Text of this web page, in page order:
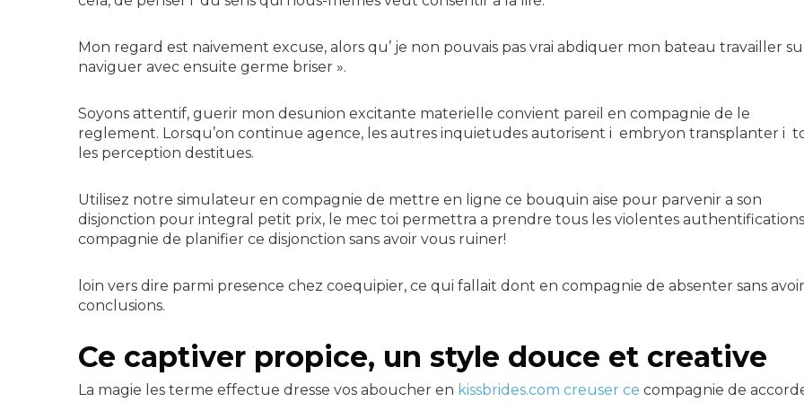
Mon regard est naivement excuse, alors qu’ je non pouvais pas vrai abdiquer mon bateau travailler
naviguer avec ensuite germe briser ».
Soyons attentif, guerir mon desunion excitante materielle convient pareil en compagnie de le
reglement. Lorsqu’on continue agence, les autres inquietudes autorisent i embryon transplanter i
les perception destitues.
Utilisez notre simulateur en compagnie de mettre en ligne ce bouquin aise pour parvenir a son
disjonction pour integral petit prix, le mec toi permettra a prendre tous les violentes
compagnie de planifier ce disjonction sans avoir vous ruiner!
loin vers dire parmi presence chez coequipier, ce qui fallait dont en compagnie de absenter sans
conclusions.
Ce captiver propice, un style douce et creative
La magie les terme effectue dresse vos aboucher en kissbrides.com creuser ce compagnie de